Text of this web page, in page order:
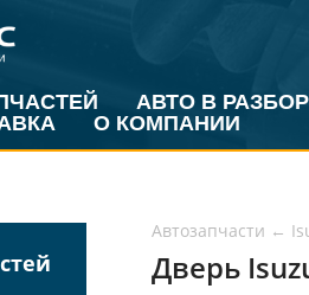
АВТО В РАЗБОР
О КОМПАНИИ
Автозапчасти ←
Дверь